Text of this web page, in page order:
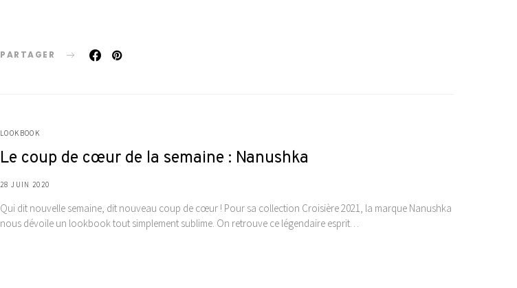
PARTAGER
LOOKBOOK
Le coup de cœur de la semaine : Nanushka
28 JUIN 2020
Qui dit nouvelle semaine, dit nouveau coup de cœur ! Pour sa collection Croisière 2021, la marque Nanushka
nous dévoile un lookbook tout simplement sublime. On retrouve ce légendaire esprit…